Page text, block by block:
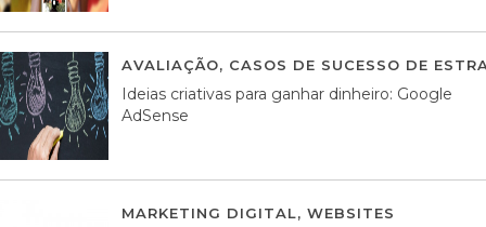
AVALIAÇÃO, CASOS DE SUCESSO DE
Ideias criativas para ganhar dinheiro: Google
AdSense
MARKETING DIGITAL, WEBSITES